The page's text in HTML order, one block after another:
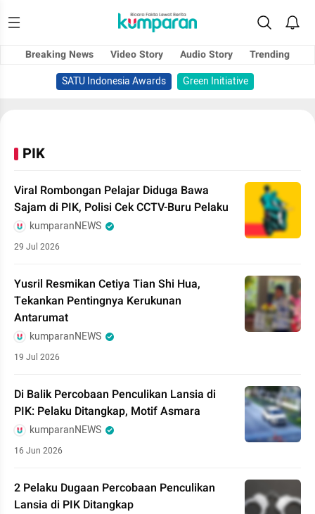
Breaking News Video Story Audio Story
Trending
SATU Indonesia Awards
Green Initiative
PIK
Viral Rombongan Pelajar Diduga Bawa
Sajam di PIK, Polisi Cek CCTV-Buru Pelaku
kumparanNEWS
29 Jul 2026
Yusril Resmikan Cetiya Tian Shi Hua,
Tekankan Pentingnya Kerukunan
Antarumat
kumparanNEWS
19 Jul 2026
Di Balik Percobaan Penculikan Lansia di
PIK: Pelaku Ditangkap, Motif Asmara
kumparanNEWS
16 Jun 2026
2 Pelaku Dugaan Percobaan Penculikan
Lansia di PIK Ditangkap